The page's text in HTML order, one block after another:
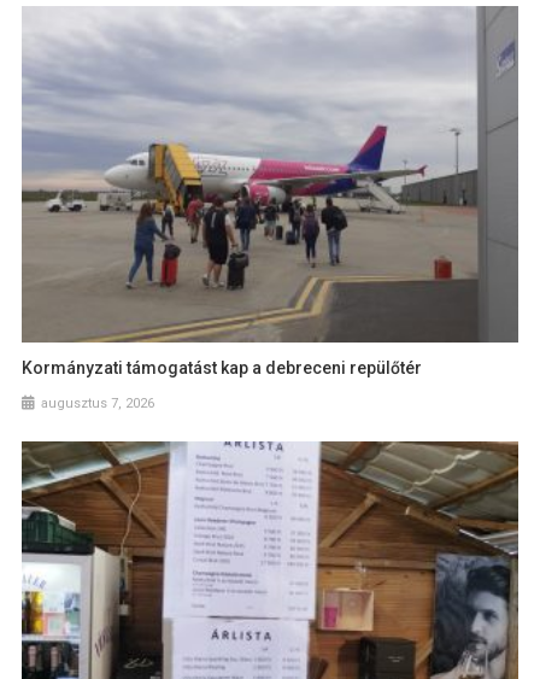
Kormányzati támogatást kap a debreceni repülőtér
augusztus 7, 2026